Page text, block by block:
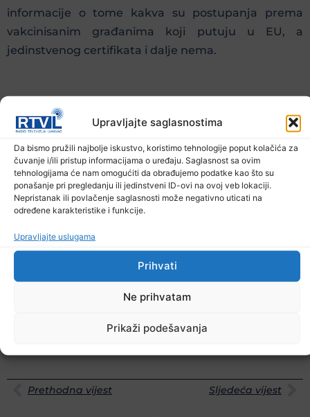
Upravljajte saglasnostima
Da bismo pružili najbolje iskustvo, koristimo tehnologije poput kolačića za
čuvanje i/ili pristup informacijama o uređaju. Saglasnost sa ovim
tehnologijama će nam omogućiti da obrađujemo podatke kao što su
ponašanje pri pregledanju ili jedinstveni ID-ovi na ovoj veb lokaciji.
Nepristanak ili povlačenje saglasnosti može negativno uticati na
određene karakteristike i funkcije.
Upravljajte uslugama
Prihvati
Ne prihvatam
Prikaži podešavanja
informacije o tome kakva su postupanja prema
vakcinisanim građanima koji putuju u EU, a
jedinstvenog certifikata i dalje nema.
Građani koji odlaze u EU imaju probleme prilikom
ulaska u istu, s obzirom da moraju dodatno
obrazložiti zbog čega ulaze.
Prethodna vijest Sljedeća vijest